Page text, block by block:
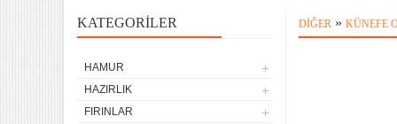
KATEGORILER
HAMUR
HAZIRLIK
FIRINLAR
DIĞER » KÜNEFE